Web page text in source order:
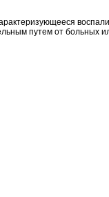
путем от больных